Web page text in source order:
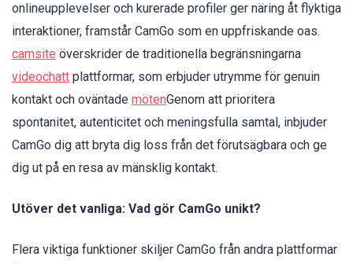
onlineupplevelser och kurerade profiler ger näring åt flyktiga
interaktioner, framstår CamGo som en uppfriskande oas.
camsite överskrider de traditionella begränsningarna
videochatt plattformar, som erbjuder utrymme för genuin
kontakt och oväntade mötenGenom att prioritera
spontanitet, autenticitet och meningsfulla samtal, inbjuder
CamGo dig att bryta dig loss från det förutsägbara och ge
dig ut på en resa av mänsklig kontakt.
Utöver det vanliga: Vad gör CamGo unikt?
Flera viktiga funktioner skiljer CamGo från andra plattformar